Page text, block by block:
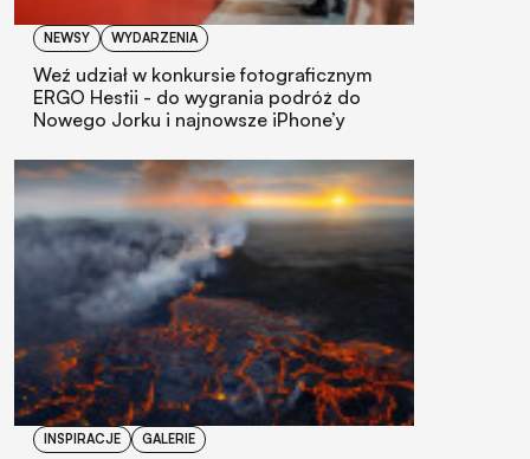
NEWSY WYDARZENIA
Weź udział w konkursie fotograficznym
ERGO Hestii - do wygrania podróż do
Nowego Jorku i najnowsze iPhone’y
INSPIRACJE GALERIE